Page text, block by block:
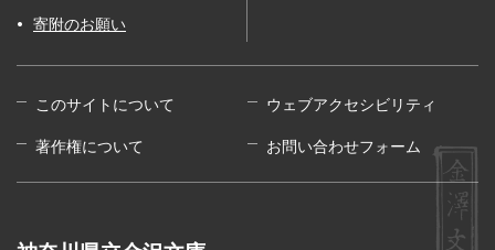
寄附のお願い
このサイトについて ウェブアクセシビリティ
著作権について お問い合わせフォーム